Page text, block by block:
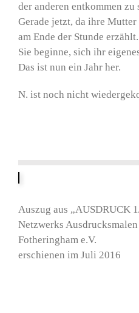
der anderen entkommen zu
Gerade jetzt, da ihre
am Ende der Stunde erzählt.
Sie beginne, sich ihr
Das ist nun ein Jahr her.
N. ist noch nicht
Auszug aus „AUSDRUCK
Netzwerks
Fotheringham e.V.
erschienen im Juli 2016